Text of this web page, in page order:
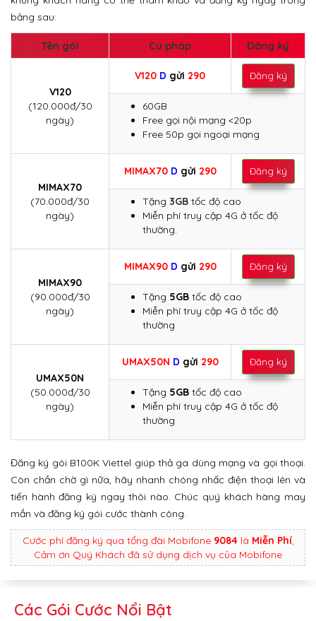
bảng sau:
Tên gói Cú pháp Đăng ký
V120
(120.000đ/30
ngày)
V120 D gửi 290 Đăng ký
60GB
Free gọi nội mạng <20p
Free 50p gọi ngoại mạng
MIMAX70
(70.000đ/30
ngày)
MIMAX70 D gửi 290 Đăng ký
Tặng 3GB tốc độ cao
Miễn phí truy cập 4G ở tốc độ
thường.
MIMAX90
(90.000đ/30
ngày)
MIMAX90 D gửi 290 Đăng ký
Tặng 5GB tốc độ cao
Miễn phí truy cập 4G ở tốc độ
thường
UMAX50N
(50.000đ/30
ngày)
UMAX50N D gửi 290 Đăng ký
Tặng 5GB tốc độ cao
Miễn phí truy cập 4G ở tốc độ
thường
Đăng ký gói B100K Viettel giúp thả ga dùng mạng và gọi thoại.
Còn chần chờ gì nữa, hãy nhanh chóng nhấc điện thoại lên và
tiến hành đăng ký ngay thôi nào. Chúc quý khách hàng may
mắn và đăng ký gói cước thành công.
Cước phí đăng ký qua tổng đài Mobifone 9084là Miễn Phí,
Cảm ơn Quý Khách đã sử dụng dịch vụ của Mobifone
Các Gói Cước Nổi Bật